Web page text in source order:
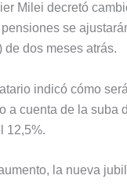
Milei decretó
se
de dos meses atrás.
indicó cómo
a cuenta de la suba
12,5%.
la nueva